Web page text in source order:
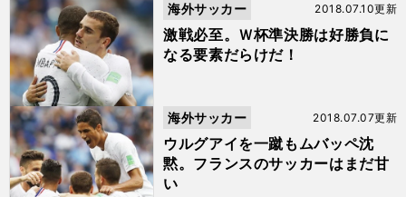
激戦必至。Ｗ杯準決勝は好勝負に
なる要素だらけだ！
2018.07.10更新
海外サッカー
ウルグアイを一蹴もムバッペ沈
黙。フランスのサッカーはまだ甘
い
2018.07.07更新
海外サッカー